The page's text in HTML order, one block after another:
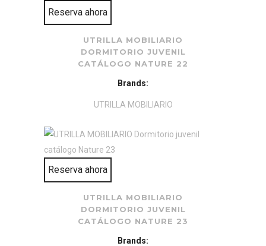
Reserva ahora
UTRILLA MOBILIARIO
DORMITORIO JUVENIL
CATÁLOGO NATURE 22
Brands:
UTRILLA MOBILIARIO
Reserva ahora
UTRILLA MOBILIARIO
DORMITORIO JUVENIL
CATÁLOGO NATURE 23
Brands: